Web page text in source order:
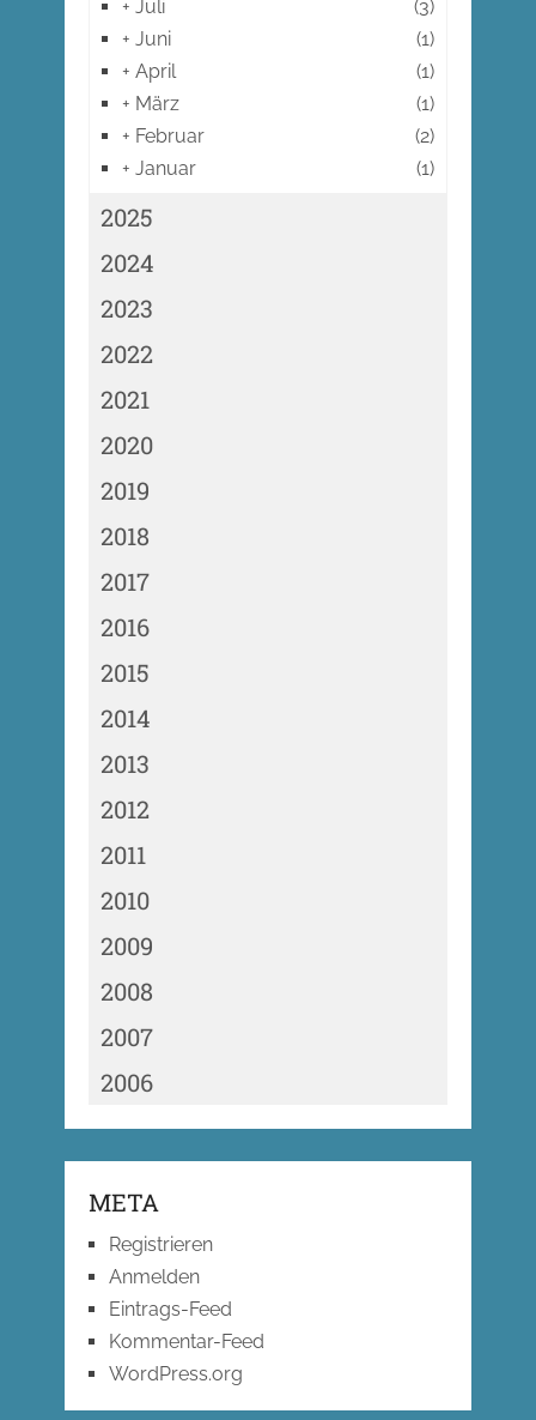
+ Juli
(3)
+ Juni
(1)
+ April
(1)
+ März
(1)
+ Februar
(2)
+ Januar (1)
2025
2024
2023
2022
2021
2020
2019
2018
2017
2016
2015
2014
2013
2012
2011
2010
2009
2008
2007
2006
META
Registrieren
Anmelden
Eintrags-Feed
Kommentar-Feed
WordPress.org